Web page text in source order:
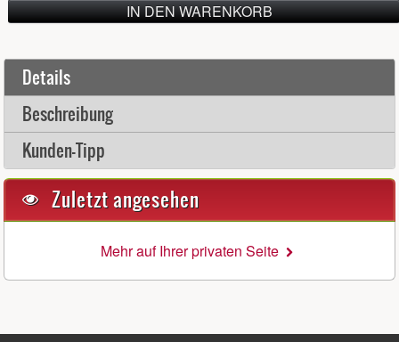
IN DEN WARENKORB
Details
Beschreibung
Kunden-Tipp
Zuletzt angesehen
Mehr auf Ihrer privaten Seite